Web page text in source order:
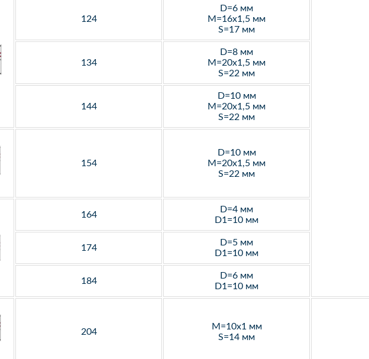
124
D=6 мм
M=16х1,5 мм
S=17 мм
134
D=8 мм
M=20х1,5 мм
S=22 мм
144
D=10 мм
M=20х1,5 мм
S=22 мм
154
D=10 мм
M=20х1,5 мм
S=22 мм
164
D=4 мм
D1=10 мм
174
D=5 мм
D1=10 мм
184
D=6 мм
D1=10 мм
204
M=10х1 мм
S=14 мм